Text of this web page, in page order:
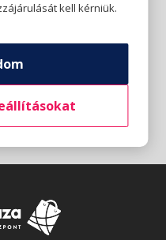
kell kérniük.